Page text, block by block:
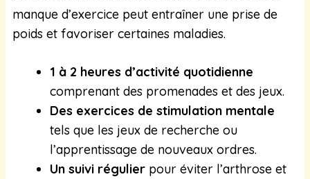
manque d’exercice peut entraîner une prise de
poids et favoriser certaines maladies.
1 à 2 heures d’activité quotidienne
comprenant des promenades et des jeux.
Des exercices de stimulation mentale
tels que les jeux de recherche ou
l’apprentissage de nouveaux ordres.
Un suivi régulier pour éviter l’arthrose et